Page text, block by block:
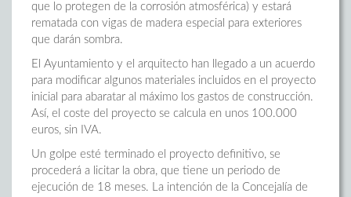
que lo protegen de la corrosión atmosférica) y estará
rematada con vigas de madera especial para exteriores
que darán sombra.
El Ayuntamiento y el arquitecto han llegado a un acuerdo
para modificar algunos materiales incluidos en el proyecto
inicial para abaratar al máximo los gastos de construcción.
Así, el coste del proyecto se calcula en unos 100.000
euros, sin IVA.
Un golpe esté terminado el proyecto definitivo, se
procederá a licitar la obra, que tiene un periodo de
ejecución de 18 meses. La intención de la Concejalía de